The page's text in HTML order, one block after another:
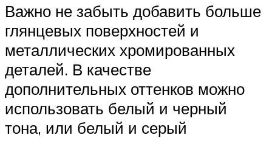
Важно не забыть добавить больше
глянцевых поверхностей и
металлических хромированных
деталей. В качестве
дополнительных оттенков можно
использовать белый и черный
тона, или белый и серый